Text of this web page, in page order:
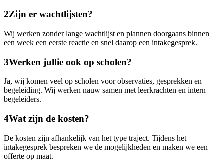
2Zijn er wachtlijsten?
Wij werken zonder lange wachtlijst en plannen doorgaans binnen
een week een eerste reactie en snel daarop een intakegesprek.
3Werken jullie ook op scholen?
Ja, wij komen veel op scholen voor observaties, gesprekken en
begeleiding. Wij werken nauw samen met leerkrachten en intern
begeleiders.
4Wat zijn de kosten?
De kosten zijn afhankelijk van het type traject. Tijdens het
intakegesprek bespreken we de mogelijkheden en maken we een
offerte op maat.